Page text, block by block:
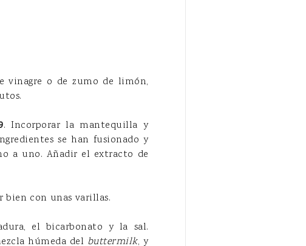
vinagre o de zumo de limón,
. Incorporar la mantequilla y
se han fusionado y
a uno. Añadir el extracto de
con unas varillas.
el bicarbonato y la sal.
húmeda del buttermilk, y